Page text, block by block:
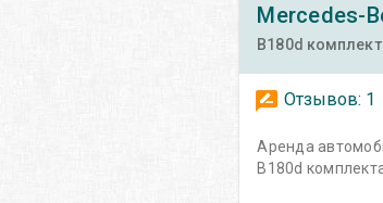
Mercedes-
B180d
Отзывов: 1
Аренда
B180d